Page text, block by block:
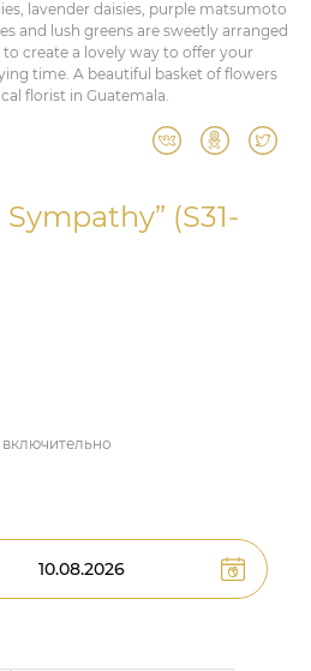
lavender daisies, purple matsumoto
and lush greens are sweetly arranged
create a lovely way to offer your
time. A beautiful basket of flowers
florist in Guatemala.
(S31-
включительно